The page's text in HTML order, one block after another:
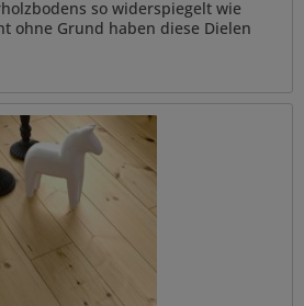
so widerspiegelt wie
ohne Grund haben diese Dielen